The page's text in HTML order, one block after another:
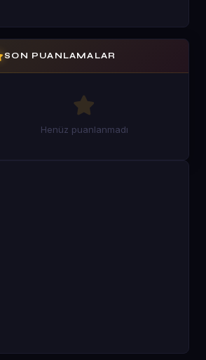
SON PUANLAMALAR
Henüz puanlanmadı